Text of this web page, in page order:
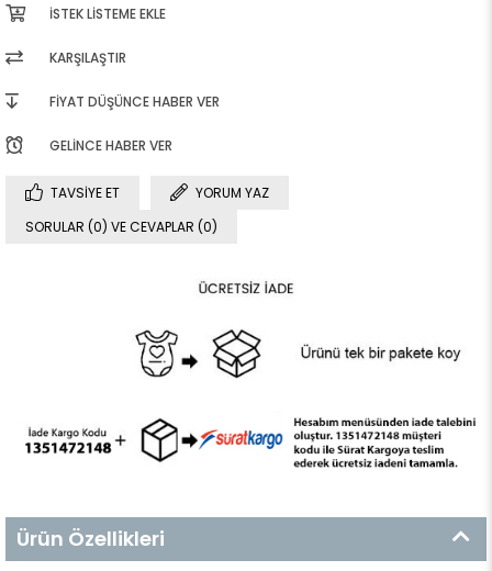
İSTEK LISTEME EKLE
KARŞILAŞTIR
FIYAT DÜŞÜNCE HABER VER
GELINCE HABER VER
TAVSIYE ET
YORUM YAZ
SORULAR (0) VE CEVAPLAR (0)
Ürün Özellikleri